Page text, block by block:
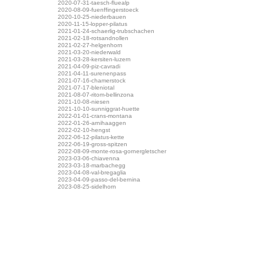
2020-07-31-taesch-fluealp
2020-08-09-fuenffingerstoeck
2020-10-25-niederbauen
2020-11-15-lopper-pilatus
2021-01-24-schaerlig-trubschachen
2021-02-18-rotsandnollen
2021-02-27-helgenhorn
2021-03-20-niederwald
2021-03-28-kersiten-luzern
2021-04-09-piz-cavradi
2021-04-11-surenenpass
2021-07-16-chamerstock
2021-07-17-bleniotal
2021-08-07-ritom-bellinzona
2021-10-08-niesen
2021-10-10-sunniggrat-huette
2022-01-01-crans-montana
2022-01-26-arnihaaggen
2022-02-10-hengst
2022-06-12-pilatus-kette
2022-06-19-gross-spitzen
2022-08-09-monte-rosa-gornergletscher
2023-03-06-chiavenna
2023-03-18-marbachegg
2023-04-08-val-bregaglia
2023-04-09-passo-del-bernina
2023-08-25-sidelhorn